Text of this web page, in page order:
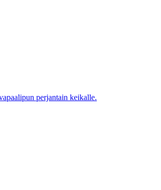
perjantain keikalle.